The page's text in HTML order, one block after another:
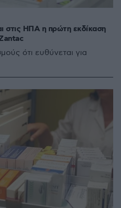
στις ΗΠΑ η πρώτη εκδίκαση
ότι ευθύνεται για